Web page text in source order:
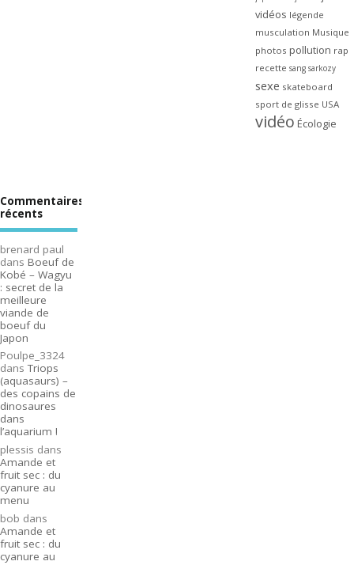
vidéos légende
musculation Musique
photos pollution rap
recette sang sarkozy
sexe skateboard
sport de glisse USA
vidéo Écologie
Commentaires
récents
brenard paul
dans Boeuf de
Kobé – Wagyu
: secret de la
meilleure
viande de
boeuf du
Japon
Poulpe_3324
dansTriops
(aquasaurs) –
des copains de
dinosaures
dans
l’aquarium !
plessis dans
Amande et
fruit sec : du
cyanure au
menu
bob dans
Amande et
fruit sec : du
cyanure au